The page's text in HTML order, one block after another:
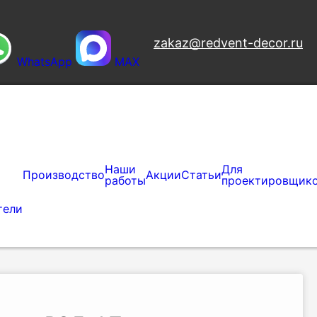
дверная РЭД-АП
WhatsApp MAX
zakaz@redvent-decor.ru
ПроизводствоНаши
работыАкцииСтатьиДля